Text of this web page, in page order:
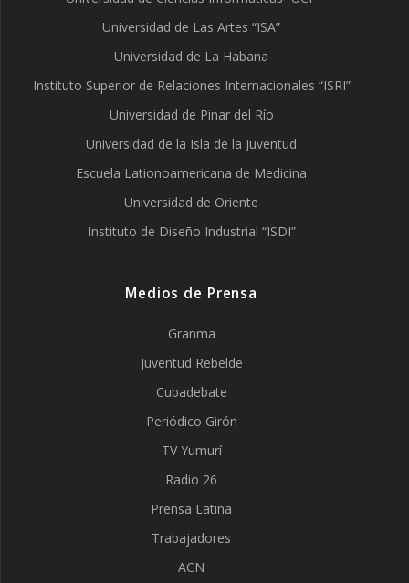
Universidad de Las Artes “ISA”
Universidad de La Habana
Instituto Superior de Relaciones Internacionales “ISRI”
Universidad de Pinar del Río
Universidad de la Isla de la Juventud
Escuela Lationoamericana de Medicina
Universidad de Oriente
Instituto de Diseño Industrial “ISDI”
Medios de Prensa
Granma
Juventud Rebelde
Cubadebate
Periódico Girón
TV Yumurí
Radio 26
Prensa Latina
Trabajadores
ACN